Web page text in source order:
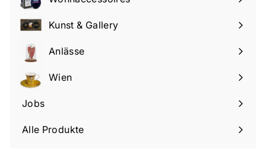
Menü
maximierenKunst & Gallery
Menü
maximieren
Anlässe
Menü
maximieren
Wien
Menü
maximieren
Jobs
Alle Produkte